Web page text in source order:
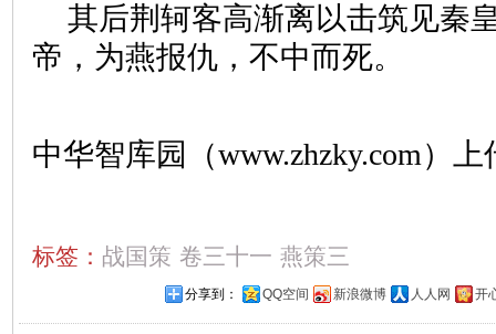
其后荆轲客高渐离以击筑见秦
帝，为燕报仇，不中而死。
中华智库园（www.zhzky.com）上
标签： 战国策 卷三十一 燕策三
分享到： QQ空间 新浪微博 人人网 开